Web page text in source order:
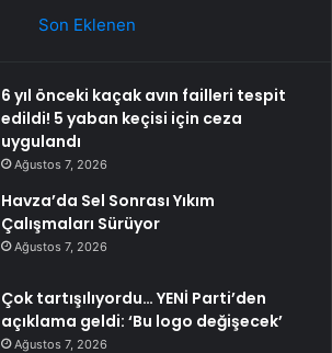
Son Eklenen
6 yıl önceki kaçak avın failleri tespit
edildi! 5 yaban keçisi için ceza
uygulandı
Ağustos 7, 2026
Havza’da Sel Sonrası Yıkım
Çalışmaları Sürüyor
Ağustos 7, 2026
Çok tartışılıyordu… YENİ Parti’den
açıklama geldi: ‘Bu logo değişecek’
Ağustos 7, 2026